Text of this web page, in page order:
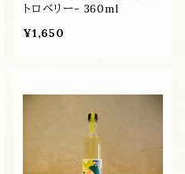
トロベリー- 360ml
¥1,650